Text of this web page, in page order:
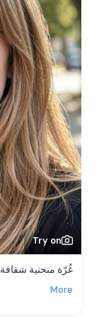
Try on
غُرّة منحنية شفافة
More